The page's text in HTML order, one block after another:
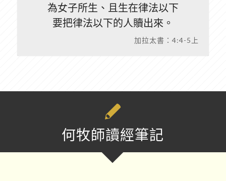
為女子所生、且生在律法以下
要把律法以下的人贖出來。
加拉太書：4:4-5上
何牧師讀經筆記